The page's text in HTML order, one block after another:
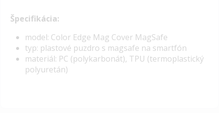
Špecifikácia:
model: Color Edge Mag Cover MagSafe
typ: plastové puzdro s magsafe na smartfón
materiál: PC (polykarbonát), TPU (termoplastický
polyuretán)